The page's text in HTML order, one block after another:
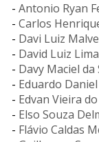
- Antonio Ryan
- Carlos
- Davi Luiz
- David Luiz
- Davy Maciel da
- Eduardo
- Edvan Vieira
- Elso Souza
- Flávio Caldas